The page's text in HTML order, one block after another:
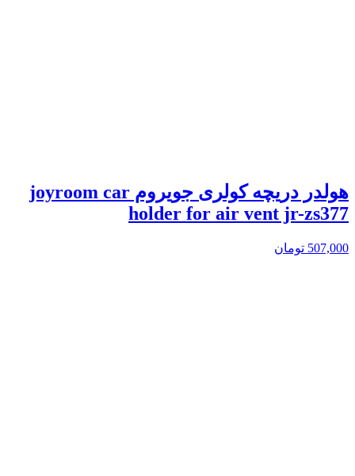
هولدر دریچه کولری جویروم joyroom car
holder for air vent jr-zs377
507,000 تومان